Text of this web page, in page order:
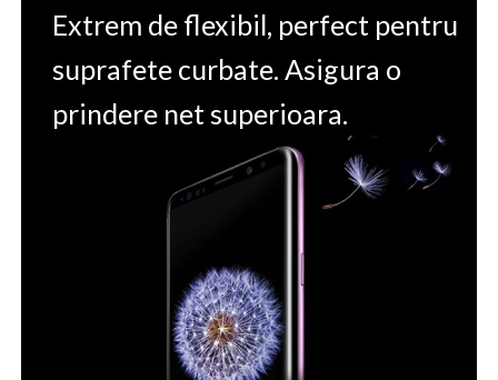
Extrem de flexibil, perfect pentru
suprafete curbate. Asigura o
prindere net superioara.